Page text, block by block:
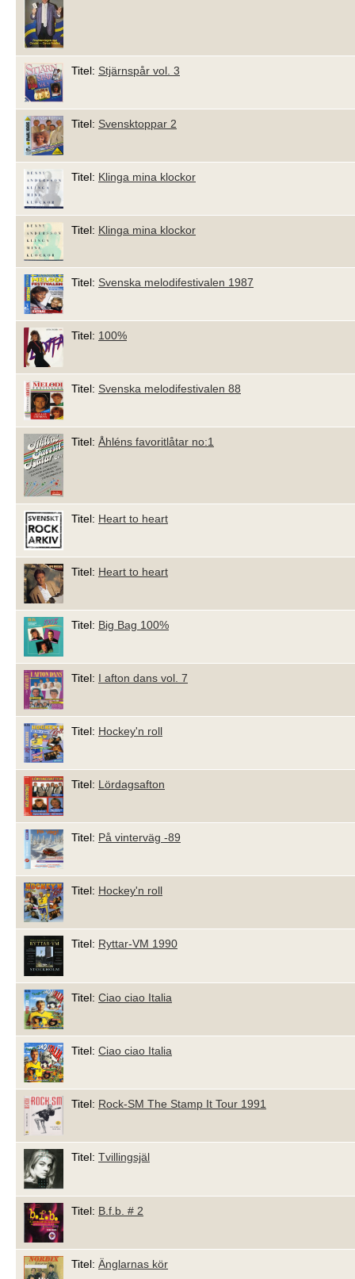
Titel: Stjärnspår vol. 3
Titel: Svensktoppar 2
Titel: Klinga mina klockor
Titel: Klinga mina klockor
Titel: Svenska melodifestivalen 1987
Titel: 100%
Titel: Svenska melodifestivalen 88
Titel: Åhléns favoritlåtar no:1
Titel: Heart to heart
Titel: Heart to heart
Titel: Big Bag 100%
Titel: I afton dans vol. 7
Titel: Hockey'n roll
Titel: Lördagsafton
Titel: På vinterväg -89
Titel: Hockey'n roll
Titel: Ryttar-VM 1990
Titel: Ciao ciao Italia
Titel: Ciao ciao Italia
Titel: Rock-SM The Stamp It Tour 1991
Titel: Tvillingsjäl
Titel: B.f.b. # 2
Titel: Änglarnas kör